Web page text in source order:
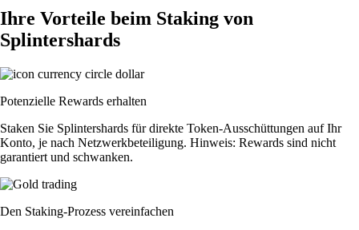
Ihre Vorteile beim Staking von
Splintershards
Potenzielle Rewards erhalten
Staken Sie Splintershards für direkte Token-Ausschüttungen auf Ihr
Konto, je nach Netzwerkbeteiligung. Hinweis: Rewards sind nicht
garantiert und schwanken.
Den Staking-Prozess vereinfachen